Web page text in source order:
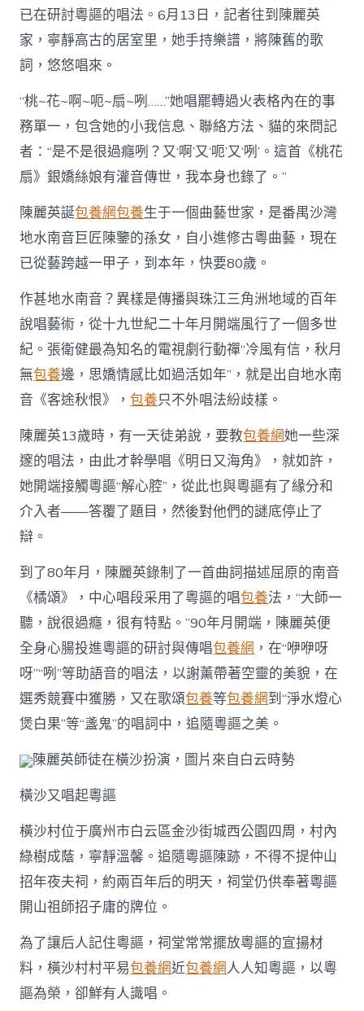
已在研討粵謳的唱法。6月13日，記者往到陳麗英
家，寧靜高古的居室里，她手持樂譜，將陳舊的歌
詞，悠悠唱來。
“桃~花~啊~呃~扇~咧……”她唱罷轉過火表格內在的事
務單一，包含她的小我信息、聯絡方法、貓的來問記
者：“是不是很過癮咧？又‘啊’又‘呃’又‘咧’。這首《桃花
扇》銀嬌絲娘有灌音傳世，我本身也錄了。”
陳麗英誕包養網包養生于一個曲藝世家，是番禺沙灣
地水南音巨匠陳鑒的孫女，自小進修古粵曲藝，現在
已從藝跨越一甲子，到本年，快要80歲。
作甚地水南音？異樣是傳播與珠江三角洲地域的百年
說唱藝術，從十九世紀二十年月開端風行了一個多世
紀。張衛健最為知名的電視劇行動禪“冷風有信，秋月
無包養邊，思嬌情感比如過活如年”，就是出自地水南
音《客途秋恨》，包養只不外唱法紛歧樣。
陳麗英13歲時，有一天徒弟說，要教包養網她一些深
邃的唱法，由此才幹學唱《明日又海角》，就如許，
她開端接觸粵謳“解心腔”，從此也與粵謳有了緣分和
介入者——答覆了題目，然後對他們的謎底停止了
辯。
到了80年月，陳麗英錄制了一首曲詞描述屈原的南音
《橘頌》，中心唱段采用了粵謳的唱包養法，“大師一
聽，說很過癮，很有特點。”90年月開端，陳麗英便
全身心腸投進粵謳的研討與傳唱包養網 ，在“咿咿呀
呀”“咧”等助語音的唱法，以謝薰帶著空靈的美貌，在
選秀競賽中獲勝，又在歌頌包養等包養網到“淨水燈心
煲白果”等“盞鬼”的唱詞中，追隨粵謳之美。
陳麗英師徒在橫沙扮演，圖片來自白云時勢
橫沙又唱起粵謳
橫沙村位于廣州市白云區金沙街城西公園四周，村內
綠樹成蔭，寧靜溫馨。追隨粵謳陳跡，不得不提仲山
招年夜夫祠，約兩百年后的明天，祠堂仍供奉著粵謳
開山祖師招子庸的牌位。
為了讓后人記住粵謳，祠堂常常擺放粵謳的宣揚材
料，橫沙村村平易包養網近包養網人人知粵謳，以粵
謳為榮，卻鮮有人識唱。